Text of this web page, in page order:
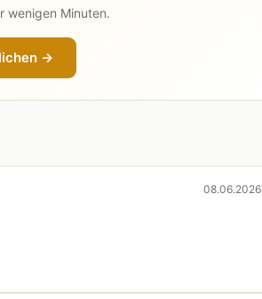
wenigen Minuten.
→
08.06.2026